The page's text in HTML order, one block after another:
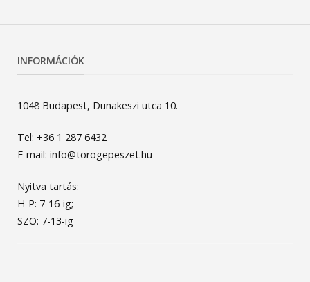
INFORMÁCIÓK
1048 Budapest, Dunakeszi utca 10.
Tel: +36 1 287 6432
E-mail: info@torogepeszet.hu
Nyitva tartás:
H-P: 7-16-ig;
SZO: 7-13-ig